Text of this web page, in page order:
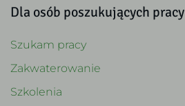
Dla osób poszukujących pracy
Szukam pracy
Zakwaterowanie
Szkolenia